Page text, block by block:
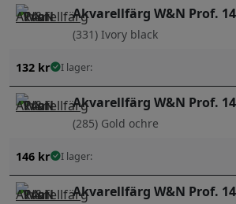
Akvarellfärg W&N Prof.
(331) Ivory black
132 kr I lager:
Akvarellfärg W&N Prof.
(285) Gold ochre
146 kr I lager:
Akvarellfärg W&N Prof.